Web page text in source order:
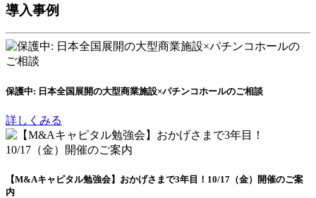
導入事例
保護中: 日本全国展開の大型商業施設×パチンコホールのご相談
詳しくみる
【M&Aキャピタル勉強会】おかげさまで3年目！10/17（金）開催のご案
内